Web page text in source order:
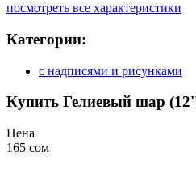
посмотреть все характеристики
Категории:
с надписями и рисунками
Купить Гелиевый шар
Цена
165 сом